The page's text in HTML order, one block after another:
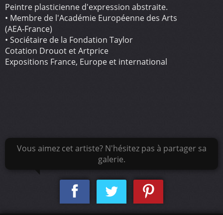
Peintre plasticienne d'expression abstraite.
• Membre de l'Académie Européenne des Arts
(AEA-France)
• Sociétaire de la Fondation Taylor
Cotation Drouot et Artprice
Expositions France, Europe et international
Vous aimez cet artiste? N'hésitez pas à partager sa
galerie.